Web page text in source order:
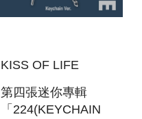
KISS OF LIFE
第四張迷你專輯
「224(KEYCHAIN